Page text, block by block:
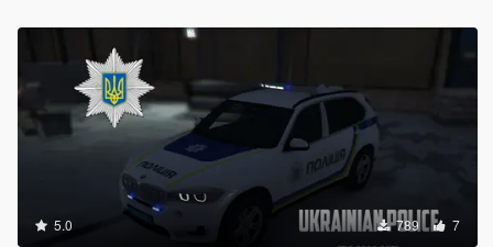
5.0 789 7